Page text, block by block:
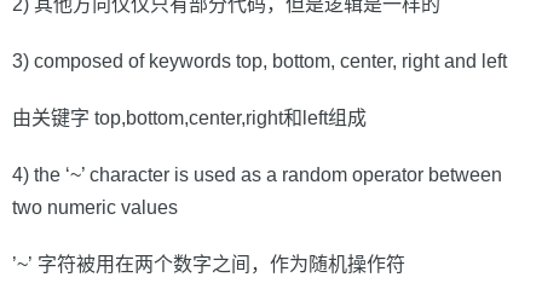
2) 其他方向仅仅只有部分代码，但是逻辑是一样的
3) composed of keywords top, bottom, center, right and left
由关键字 top,bottom,center,right和left组成
4) the ‘~’ character is used as a random operator between
two numeric values
’~’ 字符被用在两个数字之间，作为随机操作符